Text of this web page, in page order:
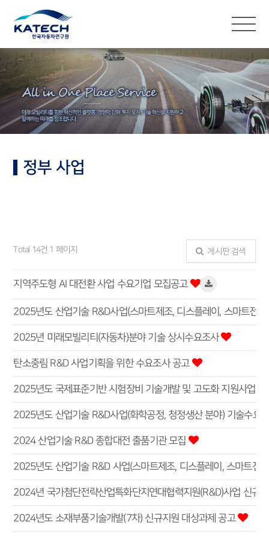
정부 사업
정부 사업
Total 14건 1 페이지 게시판 검색
지역주도형 AI 대전환 사업 수요기업 모집공고
2025년 미래모빌리티(자동차)분야 기술 상시수요조사
탄소중림 R&D 사업기획을 위한 수요조사 공고
2025년도 국제표준기반 시험장비 기술개발 및 고도화 지원사업 기
2025년도 산업기술 R&D사업(화학공정, 청정생산 분야) 기술수요
2024 산업기술 R&D 종합대전 출품기관 모집
2024년 국가첨단전략산업특화단지연대협력지원(R&D)사업 신규
2024년도 소재부품기술개발(7차) 신규지원 대상과제 공고